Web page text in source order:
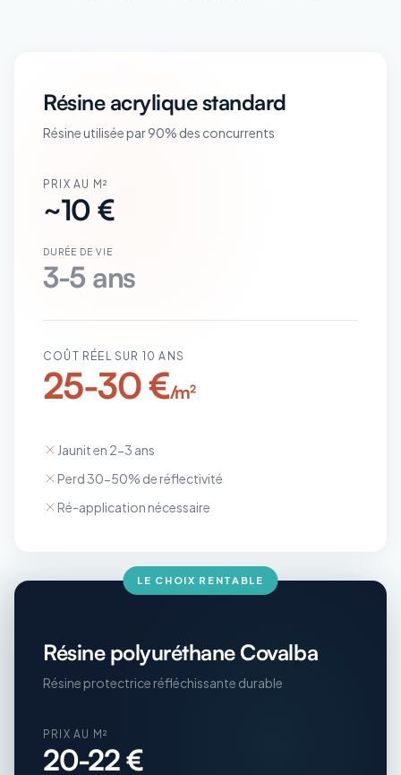
Résine acrylique standard
Résine utilisée par 90% des concurrents
PRIX AU M²
~10 €
DURÉE DE VIE
3-5 ans
COÛT RÉEL SUR 10 ANS
25-30 €/m²
Jaunit en 2-3 ans
Perd 30-50% de réflectivité
Ré-application nécessaire
LE CHOIX RENTABLE
Résine polyuréthane Covalba
Résine protectrice réfléchissante durable
PRIX AU M²
20-22 €